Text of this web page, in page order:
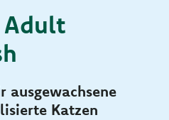
Adult
Katzen